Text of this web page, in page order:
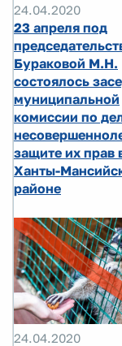
24.04.2020
23 апреля под
Бураковой М.Н.
состоялось
муниципальной
комиссии по
защите их прав
Ханты-
районе
24.04.2020